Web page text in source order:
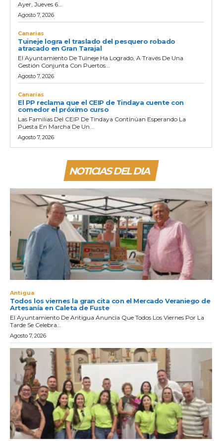
Ayer, Jueves 6...
Agosto 7, 2026
Canarias
Tuineje logra el traslado del pesquero robado
atracado en Gran Tarajal
El Ayuntamiento De Tuineje Ha Logrado, A Través De Una
Gestión Conjunta Con Puertos...
Agosto 7, 2026
Canarias
El PP reclama que el CEIP de Tindaya cuente con
comedor el próximo curso
Las Familias Del CEIP De Tindaya Continúan Esperando La
Puesta En Marcha De Un...
Agosto 7, 2026
NOTICIAS DEL DIA
Antigua
Todos los viernes la gran cita con el Mercado Veraniego de
Artesanía en Caleta de Fuste
El Ayuntamiento De Antigua Anuncia Que Todos Los Viernes Por La
Tarde Se Celebra...
Agosto 7, 2026